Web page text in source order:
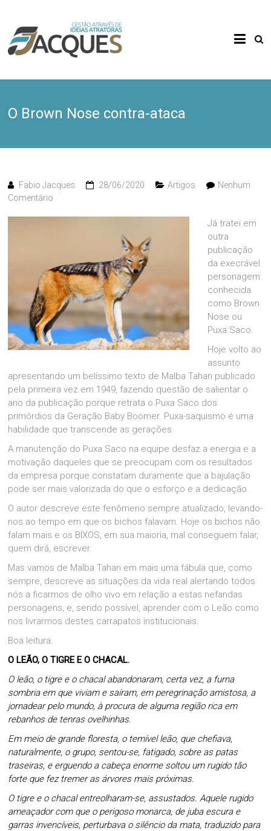
content
FJacques
Através
de Ideias
Atratoras
O Brown Nose contra-ataca
Fabio Jacques 28/06/2020 Artigos
Nenhum
Comentário
Já tratei em
outra
publicação
da execrável
personagem
conhecida
como Brown
Nose ou
Puxa Saco.
Hoje volto ao
assunto
apresentando um belíssimo texto de Malba Tahan publicado
pela primeira vez em 1949, fazendo questão de salientar o
ano da publicação porque retrata o Puxa Saco dos
primórdios da Geração Baby Boomer. Puxa-saquismo é uma
habilidade que transcende as gerações.
A manutenção do Puxa Saco na equipe desfaz a energia e a
motivação daqueles que se preocupam com os resultados
da empresa porque constatam duramente que a bajulação
pode ser mais valorizada do que o esforço e a dedicação.
O autor descreve este fenômeno sempre atualizado, levando-
nos ao tempo em que os bichos falavam. Hoje os bichos não
falam mais e os BIXOS, em sua maioria, mal conseguem falar,
quem dirá, escrever.
Mas vamos de Malba Tahan em mais uma fábula que, como
sempre, descreve as situações da vida real alertando todos
nós a ficarmos de olho vivo em relação a estas nefandas
personagens, e, sendo possível, aprender com o Leão como
nos livrarmos destes carrapatos institucionais.
Boa leitura.
O LEÃO, O TIGRE E O CHACAL.
O leão, o tigre e o chacal abandonaram, certa vez, a furna
sombria em que viviam e saíram, em peregrinação amistosa, a
jornadear pelo mundo, à procura de alguma região rica em
rebanhos de tenras ovelhinhas.
Em meio de grande floresta, o temível leão, que chefiava,
naturalmente, o grupo, sentou-se, fatigado, sobre as patas
traseiras, e erguendo a cabeça enorme soltou um rugido tão
forte que fez tremer as árvores mais próximas.
O tigre e o chacal entreolharam-se, assustados. Aquele rugido
ameaçador com que o perigoso monarca, de juba escura e
garras invencíveis, perturbava o silêncio da mata, traduzido para